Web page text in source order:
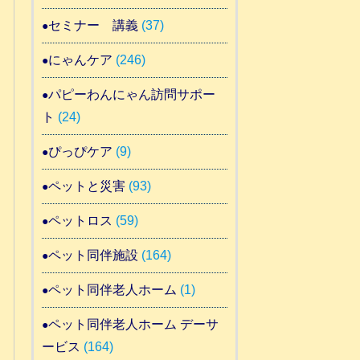
セミナー 講義(37)
にゃんケア (246)
パピーわんにゃん訪問サポー
ト (24)
ぴっぴケア (9)
ペットと災害(93)
ペットロス (59)
ペット同伴施設 (164)
ペット同伴老人ホーム (1)
ペット同伴老人ホーム デーサ
ービス (164)